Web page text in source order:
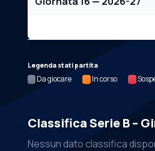
Legenda stati partita
Da giocare In corso
Classifica Serie B –
Nessun dato classifica